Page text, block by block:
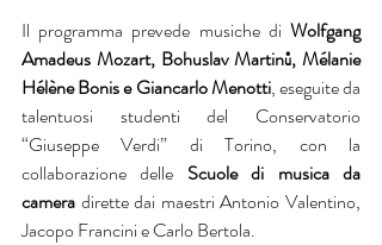
Il programma prevede musiche di Wolfgang
Amadeus Mozart, Bohuslav Martinů, Mélanie
Hélène Bonis e Giancarlo Menotti, eseguite da
talentuosi studenti del Conservatorio
“Giuseppe Verdi” di Torino, con la
collaborazione delle Scuole di musica da
camera dirette dai maestri Antonio Valentino,
Jacopo Francini e Carlo Bertola.